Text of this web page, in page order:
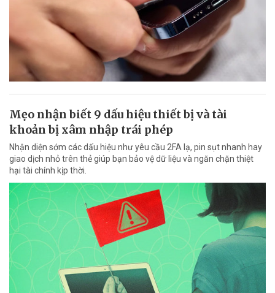
Mẹo nhận biết 9 dấu hiệu thiết bị và tài
khoản bị xâm nhập trái phép
Nhận diện sớm các dấu hiệu như yêu cầu 2FA lạ, pin sụt nhanh hay
giao dịch nhỏ trên thẻ giúp bạn bảo vệ dữ liệu và ngăn chặn thiệt
hại tài chính kịp thời.